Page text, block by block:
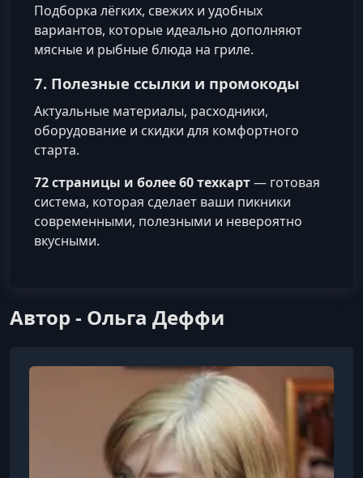
Подборка лёгких, свежих и удобных
вариантов, которые идеально дополняют
мясные и рыбные блюда на гриле.
7. Полезные ссылки и промокоды
Актуальные материалы, расходники,
оборудование и скидки для комфортного
старта.
72 страницы и более 60 техкарт— готовая
система, которая сделает ваши пикники
современными, полезными и невероятно
вкусными.
Автор - Ольга Деффи